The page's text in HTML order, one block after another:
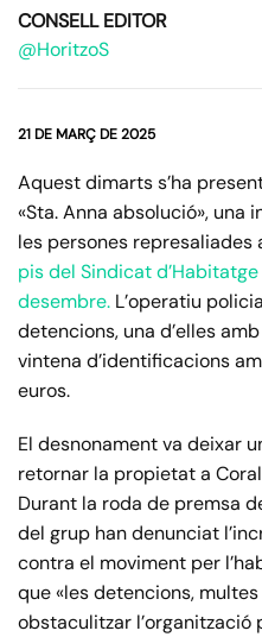
CONSELL EDITOR
@HoritzoS
21 DE MARÇ DE 2025
Aquest dimarts s’ha
«Sta. Anna absolució»,
les persones represaliades
pis del Sindicat
desembre. L’operatiu
detencions, una d’elles
vintena d’identificacions
euros.
El desnonament va deixar
retornar la propietat a
Durant la roda de premsa
del grup han denunciat
contra el moviment per
que «les detencions,
obstaculitzar l’organització